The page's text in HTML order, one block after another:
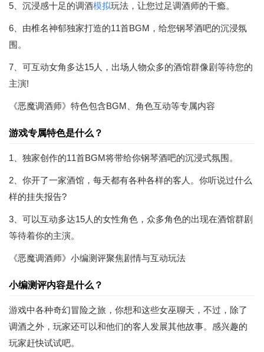
5、沉浸感十足的调酒模拟玩法，让您过足调酒师的干瘾。
6、由椎名神郁独家打造的11首BGM，给您钢琴酒吧的沉浸氛
围。
7、可互动女角多达15人，出场人物众多的酒馆群像剧等待您的
主演!
《恶魔调酒师》特色包含BGM、角色互动等专属内容
游戏专属特色是什么？
1、独家创作的11首BGM将带给你钢琴酒吧的沉浸式氛围。
2、你开了一家酒馆，每天都有各种各样的客人。你听说过什么
样的挂失报告?
3、可以互动多达15人的女性角色，众多角色的出现在酒馆群剧
等待着你的主演。
《恶魔调酒师》小编测评聚焦剧情与互动玩法
小编测评内容是什么？
游戏中各种奇幻冒险之旅，你想和这些女巫聊天，不过，除了
调酒之外，玩家还可以和他们的客人发展其他故事。感兴趣的
玩家赶快试试吧。